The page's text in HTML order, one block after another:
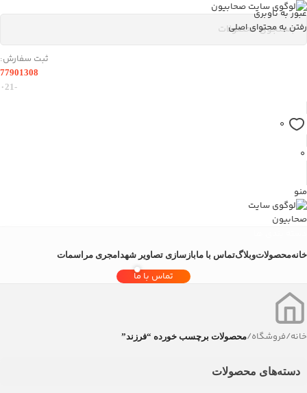
عبور به ناوبری
رفتن به محتوای اصلی
ثبت سفارش:
77901308
-۰21
0
0
منو
خانهمحصولاتوبلاگتماس با مابازسازی تصاویر شهدا مجری مراسمات
تماس با ما
خانه/فروشگاه/محصولات برچسب خورده “فرزند”
دسته‌های محصولات